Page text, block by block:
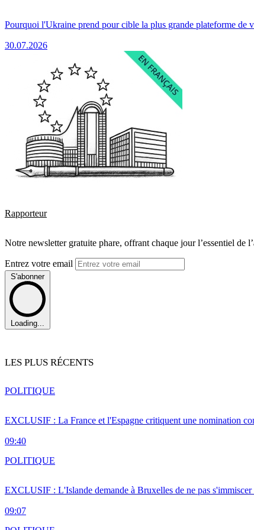
Pourquoi l'Ukraine prend pour cible la plus grande plateforme de
30.07.2026
Rapporteur
Notre newsletter gratuite phare, offrant chaque jour l’essentiel de
Entrez votre email
S'abonner
Loading...
LES PLUS RÉCENTS
EXCLUSIF : La France et l'Espagne critiquent une nomination
09:40
POLITIQUE
EXCLUSIF : L'Islande demande à Bruxelles de ne pas
09:07
POLITIQUE